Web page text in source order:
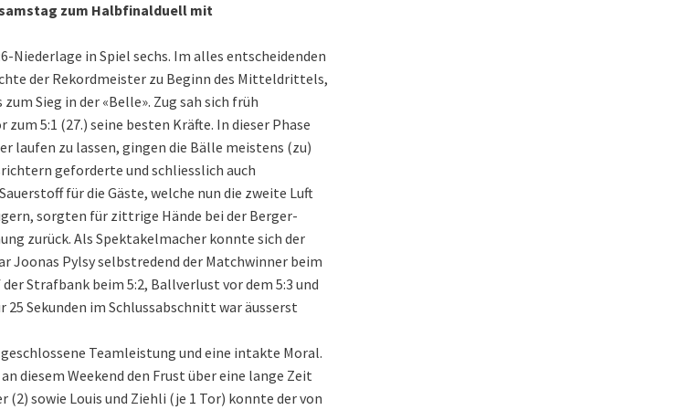
zum Halbfinalduell mit
Niederlage in Spiel sechs. Im alles entscheidenden
der Rekordmeister zu Beginn des Mitteldrittels,
Sieg in der «Belle». Zug sah sich früh
5:1 (27.) seine besten Kräfte. In dieser Phase
laufen zu lassen, gingen die Bälle meistens (zu)
geforderte und schliesslich auch
für die Gäste, welche nun die zweite Luft
sorgten für zittrige Hände bei der Berger-
zurück. Als Spektakelmacher konnte sich der
Joonas Pylsy selbstredend der Matchwinner beim
Strafbank beim 5:2, Ballverlust vor dem 5:3 und
Sekunden im Schlussabschnitt war äusserst
Teamleistung und eine intakte Moral.
diesem Weekend den Frust über eine lange Zeit
sowie Louis und Ziehli (je 1 Tor) konnte der von